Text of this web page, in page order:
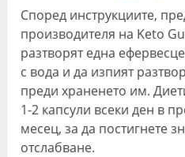
Според инструкциите,
производителя на Keto
разтворят една
с вода и да изпият
преди храненето им.
1-2 капсули всеки ден в
месец, за да постигнете
отслабване.